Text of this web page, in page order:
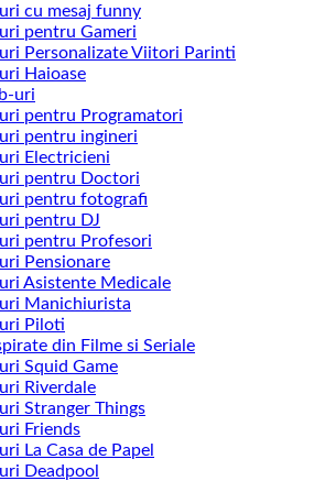
cu mesaj funny
pentru Gameri
Personalizate Viitori Parinti
Haioase
uri
pentru Programatori
pentru ingineri
Electricieni
pentru Doctori
pentru fotografi
pentru DJ
pentru Profesori
Pensionare
Asistente Medicale
Manichiurista
Piloti
din Filme si Seriale
Squid Game
Riverdale
Stranger Things
Friends
La Casa de Papel
Deadpool